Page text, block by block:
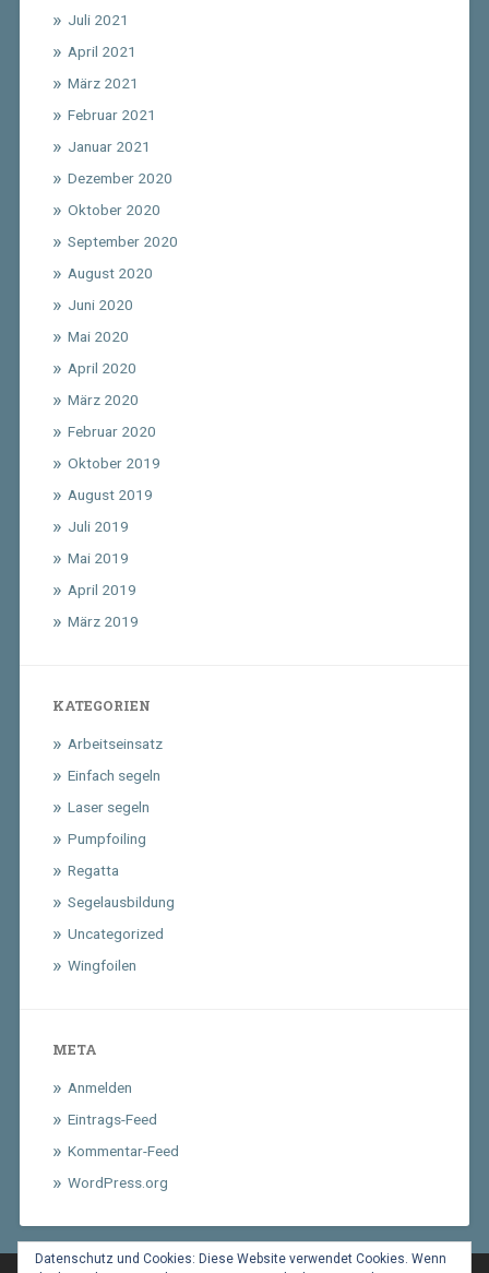
Juli 2021
April 2021
März 2021
Februar 2021
Januar 2021
Dezember 2020
Oktober 2020
September 2020
August 2020
Juni 2020
Mai 2020
April 2020
März 2020
Februar 2020
Oktober 2019
August 2019
Juli 2019
Mai 2019
April 2019
März 2019
KATEGORIEN
Arbeitseinsatz
Einfach segeln
Laser segeln
Pumpfoiling
Regatta
Segelausbildung
Uncategorized
Wingfoilen
META
Anmelden
Eintrags-Feed
Kommentar-Feed
WordPress.org
Datenschutz und Cookies: Diese Website verwendet Cookies. Wenn